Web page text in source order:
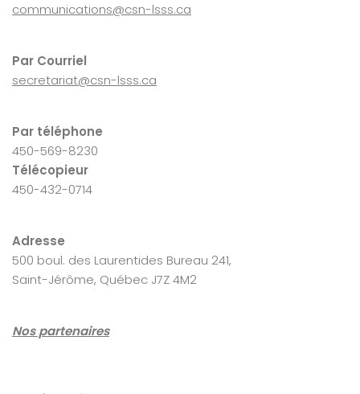
communications@csn-lsss.ca
Par Courriel
secretariat@csn-lsss.ca
Par téléphone
450-569-8230
Télécopieur
450-432-0714
Adresse
500 boul. des Laurentides Bureau 241,
Saint-Jérôme, Québec J7Z 4M2
Nos partenaires